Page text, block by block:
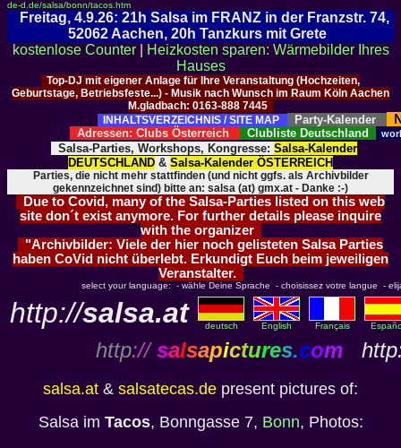
de-d.de/salsa/bonn/tacos.htm
Freitag, 4.9.26: 21h Salsa im FRANZ in der Franzstr. 74,
52062 Aachen, 20h Tanzkurs mit Grete
kostenlose Counter|
Heizkosten sparen: Wärmebilder Ihres
Hauses
Top-DJ mit eigener Anlage für Ihre Veranstaltung (Hochzeiten,
Geburtstage, Betriebsfeste...) - Musik nach Wunsch im Raum Köln Aachen
M.gladbach: 0163-888 7445
INHALTSVERZEICHNIS / SITE MAP
Party-Kalender
Adressen: Clubs Österreich Clubliste Deutschland
Salsa-Parties, Workshops, Kongresse: Salsa-Kalender
DEUTSCHLAND & Salsa-Kalender ÖSTERREICH
Parties, die nicht mehr stattfinden (und nicht ggfs. als Archivbilder
gekennzeichnet sind) bitte an: salsa (at) gmx.at - Danke :-)
Due to Covid, many of the Salsa-Parties listed on this web
site don´t exist anymore. For further details please inquire
with the organizer
"Archivbilder: Viele der hier noch gelisteten Salsa Parties
haben CoVid nicht überlebt. Erkundigt Euch beim jeweiligen
Veranstalter.
select your language: - wähle Deine Sprache - choisissez votre langue -
http://salsa.at deutsch English Français
http:// salsapictures.com
salsa.at & salsatecas.de present pictures of:
Salsa im Tacos, Bonngasse 7, Bonn, Photos: